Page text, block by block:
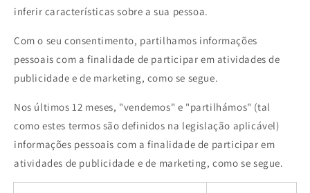
inferir características sobre a sua pessoa.
Com o seu consentimento, partilhamos informações
pessoais com a finalidade de participar em atividades de
publicidade e de marketing, como se segue.
Nos últimos 12 meses, "vendemos" e "partilhámos" (tal
como estes termos são definidos na legislação aplicável)
informações pessoais com a finalidade de participar em
atividades de publicidade e de marketing, como se segue.